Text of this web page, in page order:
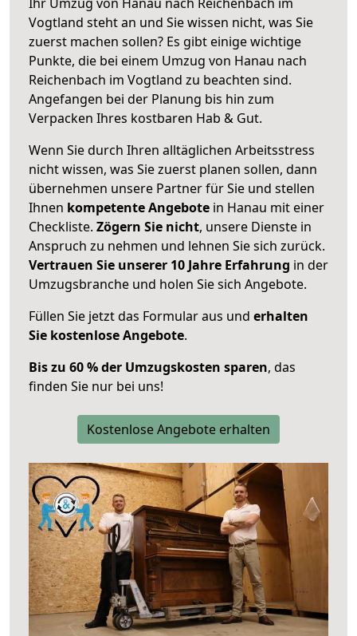
Vogtland steht an und Sie wissen nicht, was Sie
zuerst machen sollen? Es gibt einige wichtige
Punkte, die bei einem Umzug von Hanau nach
Reichenbach im Vogtland zu beachten sind.
Angefangen bei der Planung bis hin zum
Verpacken Ihres kostbaren Hab & Gut.
Wenn Sie durch Ihren alltäglichen Arbeitsstress
nicht wissen, was Sie zuerst planen sollen, dann
übernehmen unsere Partner für Sie und stellen
Ihnen kompetente Angebote in Hanau mit einer
Checkliste. Zögern Sie nicht, unsere Dienste in
Anspruch zu nehmen und lehnen Sie sich zurück.
Vertrauen Sie unserer 10 Jahre Erfahrung in der
Umzugsbranche und holen Sie sich Angebote.
Füllen Sie jetzt das Formular aus und erhalten
Sie kostenlose Angebote.
Bis zu 60 % der Umzugskosten sparen, das
finden Sie nur bei uns!
Kostenlose Angebote erhalten